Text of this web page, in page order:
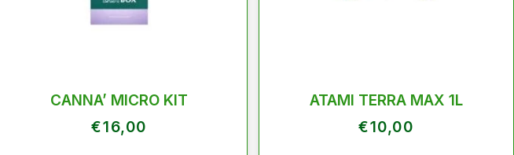
CANNA’ MICRO KIT
€16,00
ATAMI TERRA MAX 1L
€10,00